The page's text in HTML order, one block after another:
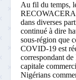
Au fil du temps,
dans diverses
continué à dire
sous-région que
COVID-19 est
correspondant
capitale
Nigérians